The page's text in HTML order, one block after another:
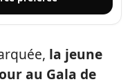
la jeune
au Gala de